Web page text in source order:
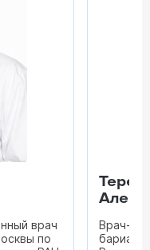
врач
по
Врач-